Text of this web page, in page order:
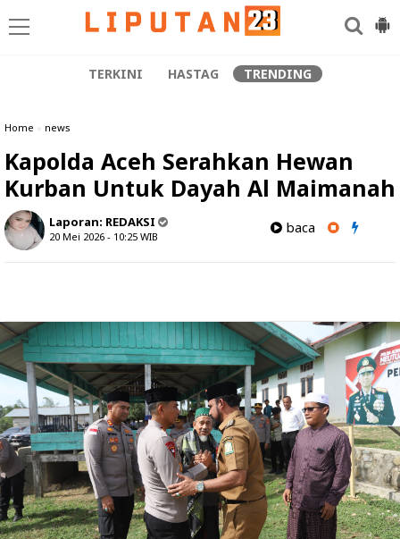
TERKINI HASTAG TRENDING
Home » news
Kapolda Aceh Serahkan Hewan
Kurban Untuk Dayah Al Maimanah
Laporan: REDAKSI
20 Mei 2026 - 10:25 WIB
baca